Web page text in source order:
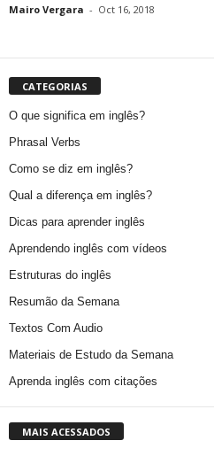
Mairo Vergara - Oct 16, 2018
CATEGORIAS
O que significa em inglês?
Phrasal Verbs
Como se diz em inglês?
Qual a diferença em inglês?
Dicas para aprender inglês
Aprendendo inglês com vídeos
Estruturas do inglês
Resumão da Semana
Textos Com Audio
Materiais de Estudo da Semana
Aprenda inglês com citações
MAIS ACESSADOS